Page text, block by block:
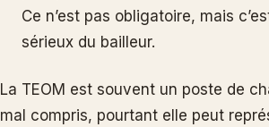
Ce n’est pas obligatoire, mais
sérieux du bailleur.
La TEOM est souvent un poste de
mal compris, pourtant elle peut